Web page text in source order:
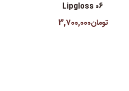
Lipgloss 06
تومان3,700,000